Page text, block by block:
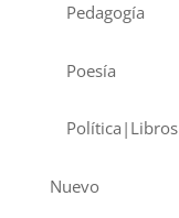
Pedagogía
Poesía
Política|Libros
Nuevo